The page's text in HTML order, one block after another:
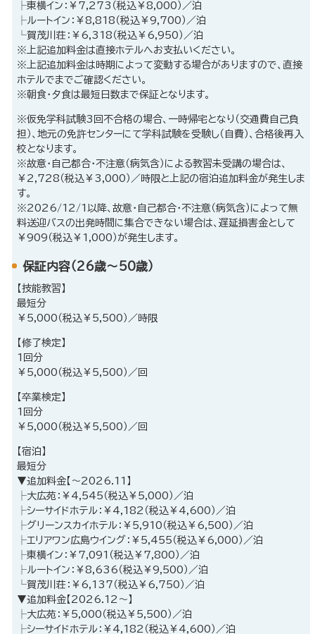
├東横イン：￥7,273（税込￥8,000）／泊
├ルートイン：￥8,818（税込￥9,700）／泊
└賀茂川荘：￥6,318（税込￥6,950）／泊
※上記追加料金は直接ホテルへお支払いください。
※上記追加料金は時期によって変動する場合がありますので、直接
ホテルでまでご確認ください。
※朝食・夕食は最短日数まで保証となります。
※仮免学科試験3回不合格の場合、一時帰宅となり（交通費自己負
担）、地元の免許センターにて学科試験を受験し（自費）、合格後再入
校となります。
※故意・自己都合・不注意（病気含）による教習未受講の場合は、
￥2,728（税込￥3,000）／時限と上記の宿泊追加料金が発生しま
す。
※2026/12/1以降、故意・自己都合・不注意（病気含）によって無
料送迎バスの出発時間に集合できない場合は、遅延損害金として
￥909（税込￥1,000）が発生します。
保証内容（26歳～50歳）
【技能教習】
最短分
￥5,000（税込￥5,500）／時限
【修了検定】
1回分
￥5,000（税込￥5,500）／回
【卒業検定】
1回分
￥5,000（税込￥5,500）／回
【宿泊】
最短分
▼追加料金【～2026.11】
├大広苑：￥4,545（税込￥5,000）／泊
├シーサイドホテル：￥4,182（税込￥4,600）／泊
├グリーンスカイホテル：￥5,910（税込￥6,500）／泊
├エリアワン広島ウイング：￥5,455（税込￥6,000）／泊
├東横イン：￥7,091（税込￥7,800）／泊
├ルートイン：￥8,636（税込￥9,500）／泊
└賀茂川荘：￥6,137（税込￥6,750）／泊
▼追加料金【2026.12～】
├大広苑：￥5,000（税込￥5,500）／泊
├シーサイドホテル：￥4,182（税込￥4,600）／泊